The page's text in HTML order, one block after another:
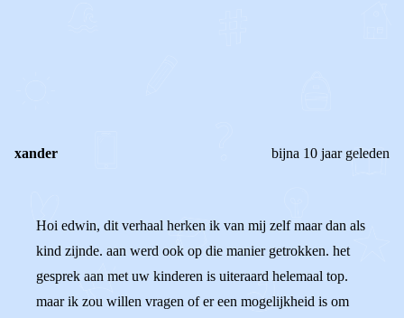
xander bijna 10 jaar geleden
Hoi edwin, dit verhaal herken ik van mij zelf maar dan als
kind zijnde. aan werd ook op die manier getrokken. het
gesprek aan met uw kinderen is uiteraard helemaal top.
maar ik zou willen vragen of er een mogelijkheid is om